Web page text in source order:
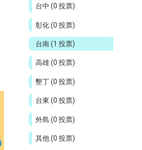
台中 (0 投票)
彰化(0 投票)
台南(1 投票)
高雄(0 投票)
墾丁(0 投票)
台東 (0 投票)
外島 (0 投票)
其他(0 投票)